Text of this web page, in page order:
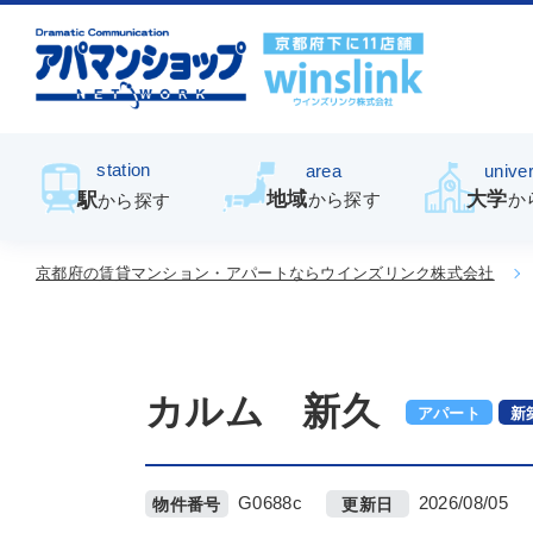
station
駅から探す
area
地域から探す 大学か
京都府の賃貸マンション・アパートならウインズリンク株式会社
アパート 新
カルム 新久
物件番号 G0688c 更新日 2026/08/05